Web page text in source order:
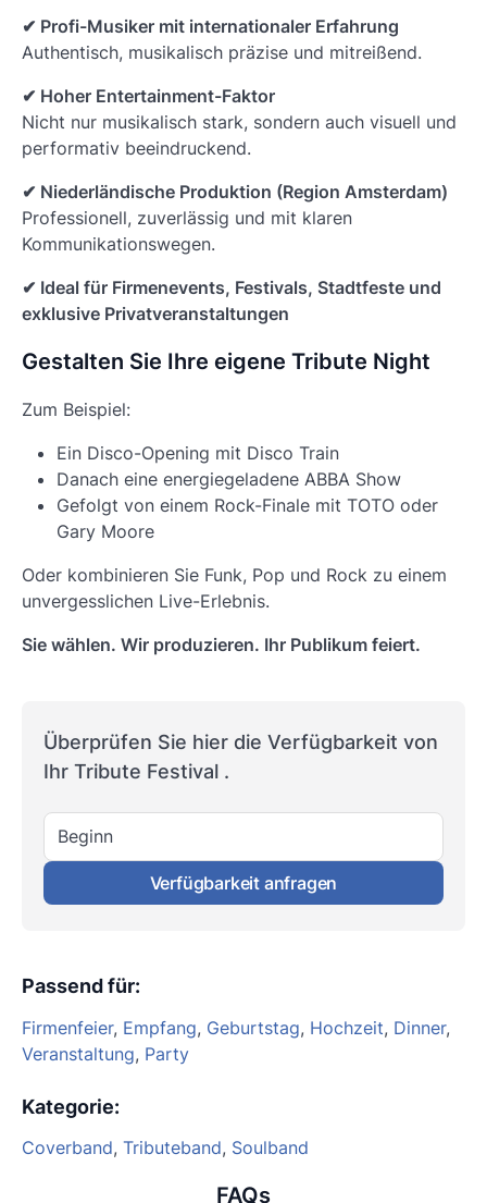
✔ Profi-Musiker mit internationaler Erfahrung
Authentisch, musikalisch präzise und mitreißend.
✔ Hoher Entertainment-Faktor
Nicht nur musikalisch stark, sondern auch visuell und
performativ beeindruckend.
✔ Niederländische Produktion (Region Amsterdam)
Professionell, zuverlässig und mit klaren
Kommunikationswegen.
✔ Ideal für Firmenevents, Festivals, Stadtfeste und
exklusive Privatveranstaltungen
Gestalten Sie Ihre eigene Tribute Night
Zum Beispiel:
Ein Disco-Opening mit Disco Train
Danach eine energiegeladene ABBA Show
Gefolgt von einem Rock-Finale mit TOTO oder
Gary Moore
Oder kombinieren Sie Funk, Pop und Rock zu einem
unvergesslichen Live-Erlebnis.
Sie wählen. Wir produzieren. Ihr Publikum feiert.
Überprüfen Sie hier die Verfügbarkeit von
Ihr Tribute Festival .
Beginn
Verfügbarkeit anfragen
Passend für:
Firmenfeier, Empfang, Geburtstag, Hochzeit, Dinner,
Veranstaltung, Party
Kategorie:
Coverband, Tributeband, Soulband
FAQs